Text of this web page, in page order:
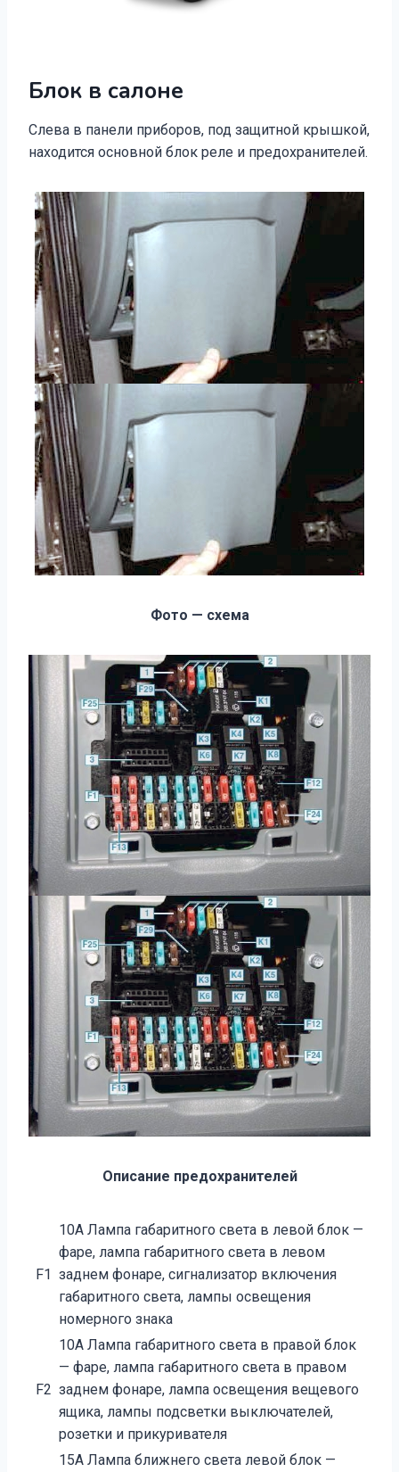
Блок в салоне
Слева в панели приборов, под защитной крышкой,
находится основной блок реле и предохранителей.
Фото — схема
Описание предохранителей
F1
10А Лампа габаритного света в левой блок —
фаре, лампа габаритного света в левом
заднем фонаре, сигнализатор включения
габаритного света, лампы освещения
номерного знака
F2
10А Лампа габаритного света в правой блок
— фаре, лампа габаритного света в правом
заднем фонаре, лампа освещения вещевого
ящика, лампы подсветки выключателей,
розетки и прикуривателя
15А Лампа ближнего света левой блок —